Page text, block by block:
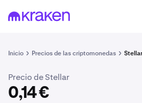
Inicio Precios de las criptomonedas Stellar
0,14 €
Precio de Stellar
0,14 €